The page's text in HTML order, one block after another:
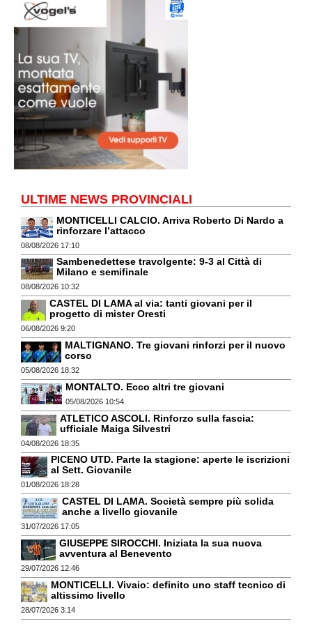
ULTIME NEWS PROVINCIALI
MONTICELLI CALCIO. Arriva Roberto Di Nardo a
rinforzare l’attacco
08/08/2026 17:10
Sambenedettese travolgente: 9-3 al Città di
Milano e semifinale
08/08/2026 10:32
CASTEL DI LAMA al via: tanti giovani per il
progetto di mister Oresti
06/08/2026 9:20
MALTIGNANO. Tre giovani rinforzi per il nuovo
corso
05/08/2026 18:32
MONTALTO. Ecco altri tre giovani
05/08/2026 10:54
ATLETICO ASCOLI. Rinforzo sulla fascia:
ufficiale Maiga Silvestri
04/08/2026 18:35
PICENO UTD. Parte la stagione: aperte le iscrizioni
al Sett. Giovanile
01/08/2026 18:28
CASTEL DI LAMA. Società sempre più solida
anche a livello giovanile
31/07/2026 17:05
GIUSEPPE SIROCCHI. Iniziata la sua nuova
avventura al Benevento
29/07/2026 12:46
MONTICELLI. Vivaio: definito uno staff tecnico di
altissimo livello
28/07/2026 3:14